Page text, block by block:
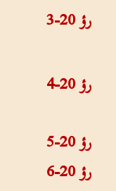
رؤ 20-3
رؤ 20-4
رؤ 20-5
رؤ 20-6